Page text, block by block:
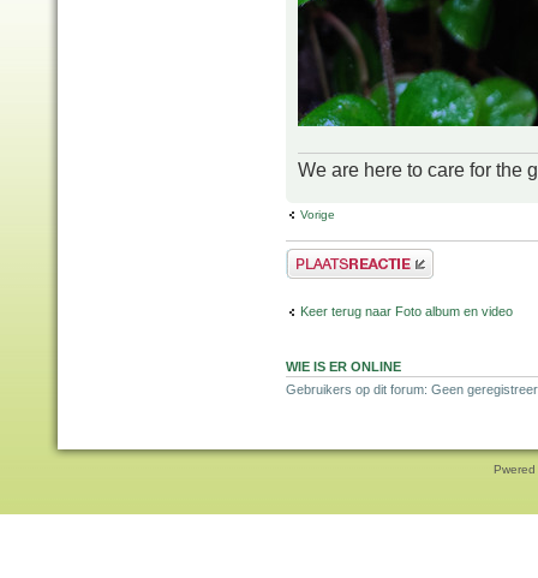
We are here to care for the
Vorige
Plaats een reactie
Keer terug naar Foto album en video
WIE IS ER ONLINE
Gebruikers op dit forum: Geen